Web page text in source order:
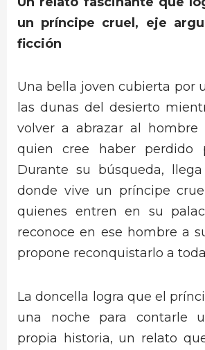
un príncipe cruel, eje
ficción
Una bella joven cubierta por
las dunas del desierto
volver a abrazar al
quien cree haber perdido
Durante su búsqueda,
donde vive un príncipe
quienes entren en su
reconoce en ese hombre a
propone reconquistarlo a
La doncella logra que el
una noche para contarle
propia historia, un relato